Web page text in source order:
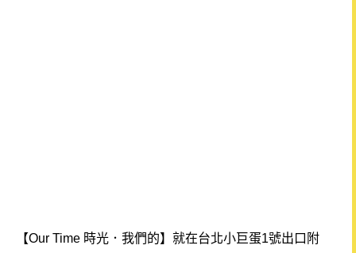
【Our Time 時光．我們的】就在台北小巨蛋1號出口附